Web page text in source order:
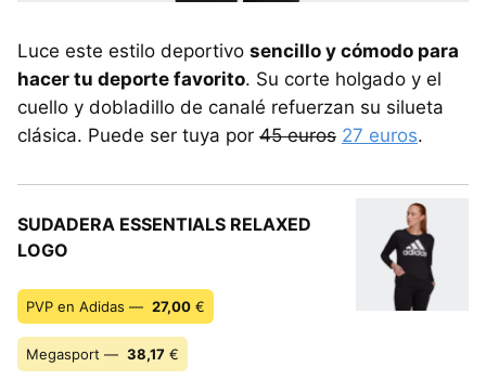
Luce este estilo deportivo sencillo y cómodo para
hacer tu deporte favorito. Su corte holgado y el
cuello y dobladillo de canalé refuerzan su silueta
clásica. Puede ser tuya por 45 euros 27 euros.
SUDADERA ESSENTIALS RELAXED
LOGO
PVP en Adidas — 27,00 €
Megasport — 38,17 €